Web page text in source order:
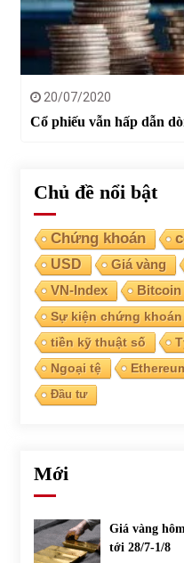
20/07/2020
Cổ phiếu vẫn hấp dẫn
Chủ đề nổi bật
Chứng khoán
USD
Giá vàng
VN-Index Bitcoin
Sự kiện chứng khoán
tiền kỹ thuật số
Ngoại tệ
Đầu tư
Mới
Giá vàng
tới 28/7-1/8